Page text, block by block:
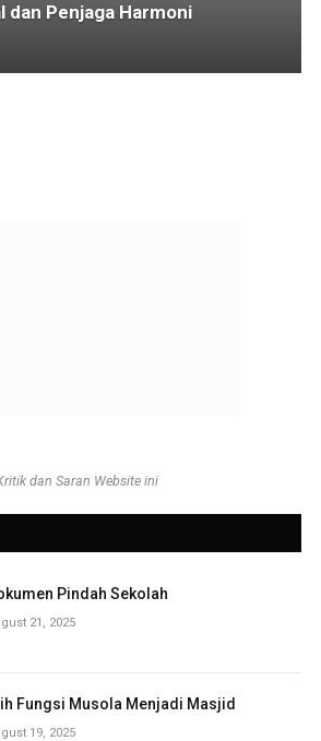
dan Penjaga Harmoni
dan Saran Website ini
Pindah Sekolah
21, 2025
Fungsi Musola Menjadi Masjid
19, 2025